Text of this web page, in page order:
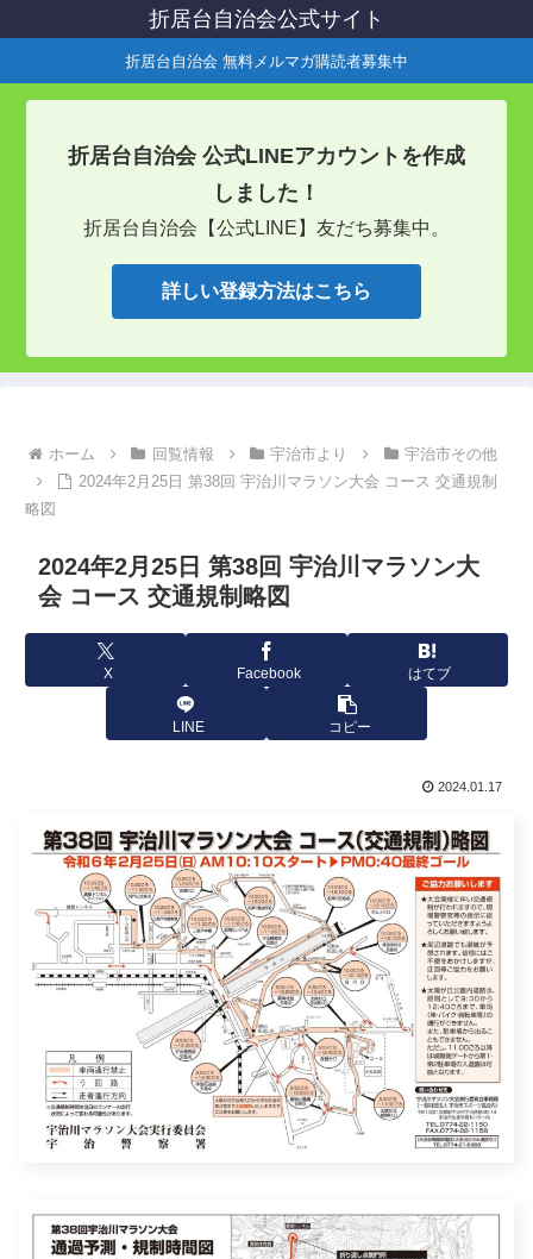
折居台自治会公式サイト
折居台自治会 無料メルマガ購読者募集中
折居台自治会 公式LINEアカウントを作成
しました！
折居台自治会【公式LINE】友だち募集中。
詳しい登録方法はこちら
ホーム 回覧情報 宇治市より
宇治市その他
2024年2月25日 第38回 宇治川マラソン大会 コース 交通規制
略図
2024年2月25日 第38回 宇治川マラソン大
会 コース 交通規制略図
X Facebook はてブ
LINE コピー
2024.01.17